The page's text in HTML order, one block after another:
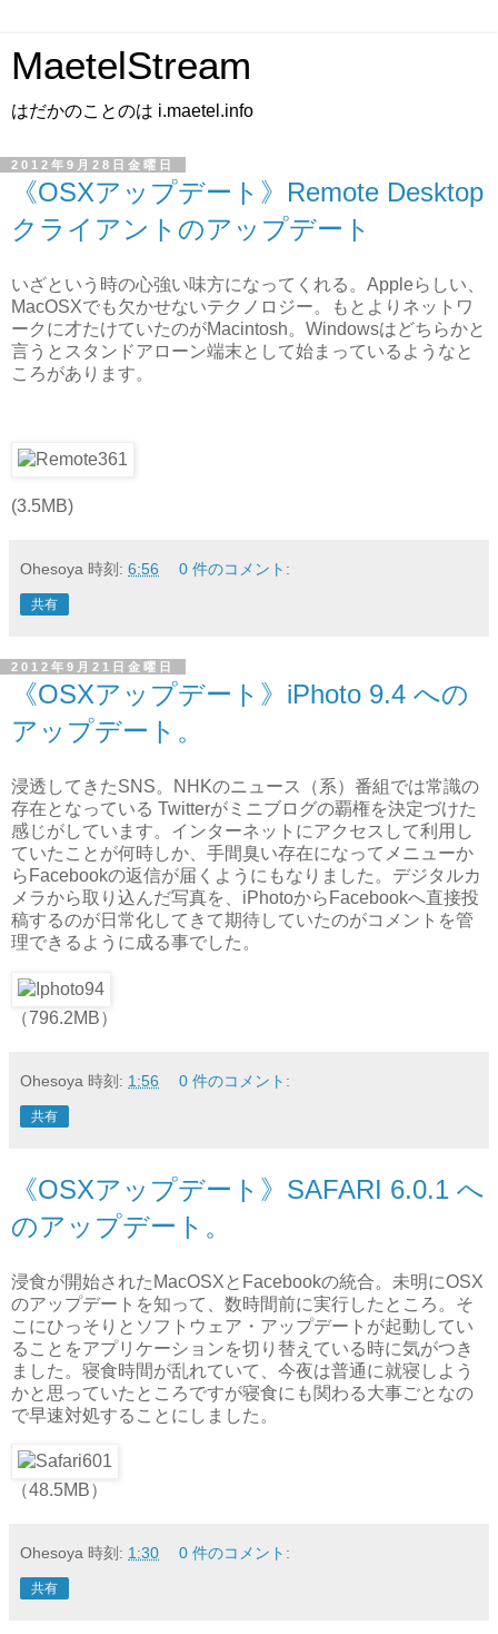
MaetelStream
はだかのことのは i.maetel.info
2012年9月28日金曜日
《OSXアップデート》Remote Desktop
クライアントのアップデート
いざという時の心強い味方になってくれる。Appleらしい、
MacOSXでも欠かせないテクノロジー。もとよりネットワ
ークに才たけていたのがMacintosh。Windowsはどちらかと
言うとスタンドアローン端末として始まっているようなと
ころがあります。
(3.5MB)
Ohesoya 時刻: 6:56 0 件のコメント:
共有
2012年9月21日金曜日
《OSXアップデート》iPhoto 9.4 への
アップデート。
浸透してきたSNS。NHKのニュース（系）番組では常識の
存在となっている Twitterがミニブログの覇権を決定づけた
感じがしています。インターネットにアクセスして利用し
ていたことが何時しか、手間臭い存在になってメニューか
らFacebookの返信が届くようにもなりました。デジタルカ
メラから取り込んだ写真を、iPhotoからFacebookへ直接投
稿するのが日常化してきて期待していたのがコメントを管
理できるように成る事でした。
（796.2MB）
Ohesoya 時刻: 1:56 0 件のコメント:
共有
《OSXアップデート》SAFARI 6.0.1 へ
のアップデート。
浸食が開始されたMacOSXとFacebookの統合。未明にOSX
のアップデートを知って、数時間前に実行したところ。そ
こにひっそりとソフトウェア・アップデートが起動してい
ることをアプリケーションを切り替えている時に気がつき
ました。寝食時間が乱れていて、今夜は普通に就寝しよう
かと思っていたところですが寝食にも関わる大事ごとなの
で早速対処することにしました。
（48.5MB）
Ohesoya 時刻: 1:30 0 件のコメント:
共有